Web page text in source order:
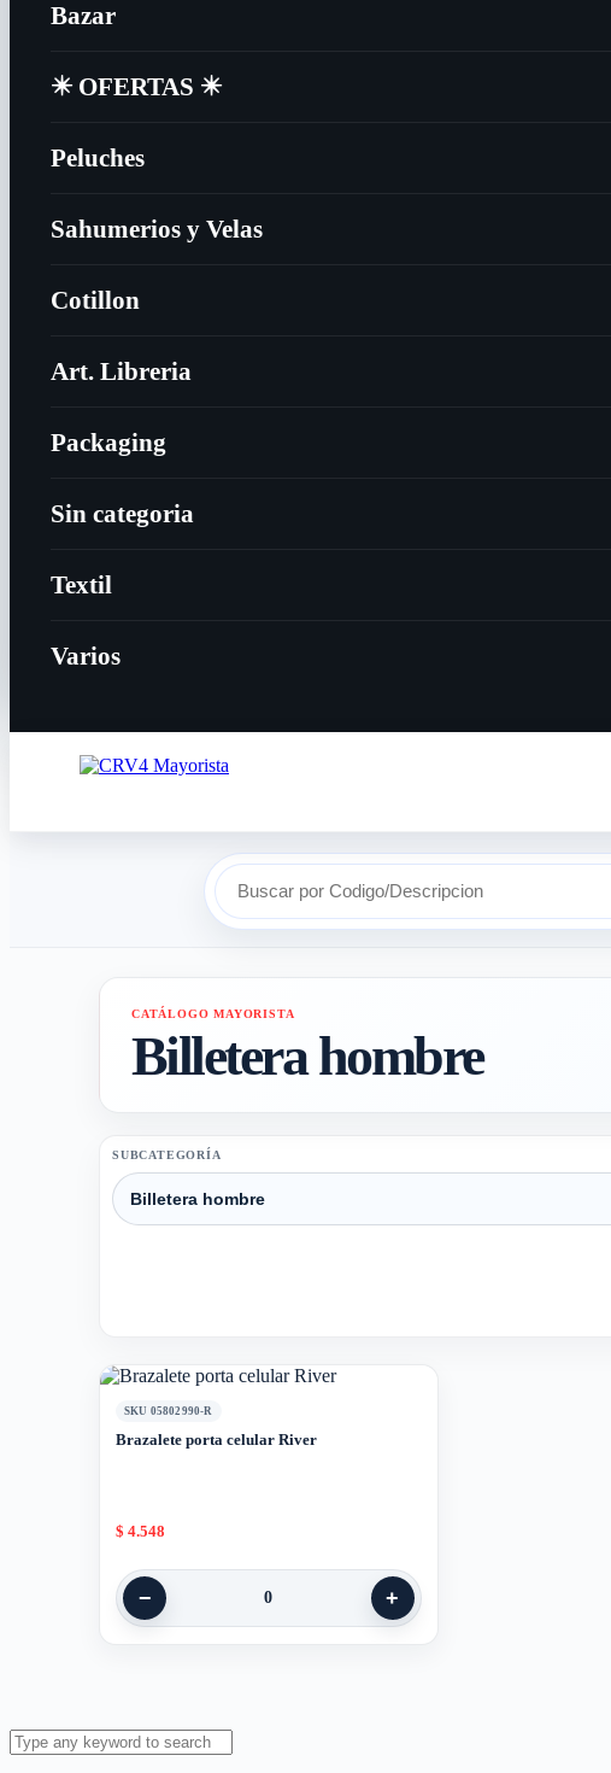
Bazar
✴️​ OFERTAS ✴️​
Peluches
Sahumerios y Velas
Cotillon
Art. Libreria
Packaging
Sin categoria
Textil
Varios
Buscar por Codigo/Descripcion
CATÁLOGO MAYORISTA
Billetera hombre
SUBCATEGORÍA
SKU 05802990-R
Brazalete porta celular River
$ 4.548
− 0 +